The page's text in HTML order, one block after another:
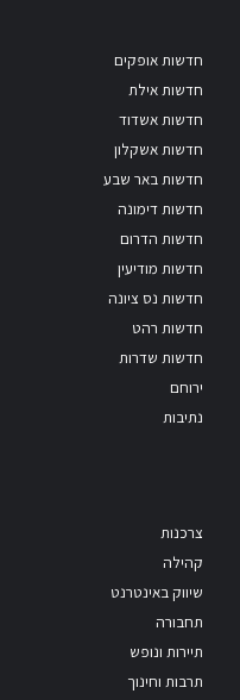
חדשות אופקים
חדשות אילת
חדשות אשדוד
חדשות אשקלון
חדשות באר שבע
חדשות דימונה
חדשות הדרום
חדשות מודיעין
חדשות נס ציונה
חדשות רהט
חדשות שדרות
ירוחם
נתיבות
צרכנות
קהילה
שיווק באינטרנט
תחבורה
תיירות ונופש
תרבות וחינוך